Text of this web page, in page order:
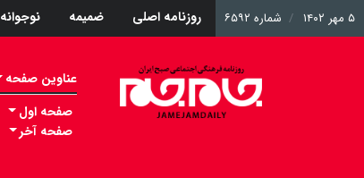
۵ مهر ۱۴۰۲ شماره ۶۵۹۲ روزنامه اصلی ضمیمه نوجوانه
عناوین صفحه
صفحه اول
صفحه آخر